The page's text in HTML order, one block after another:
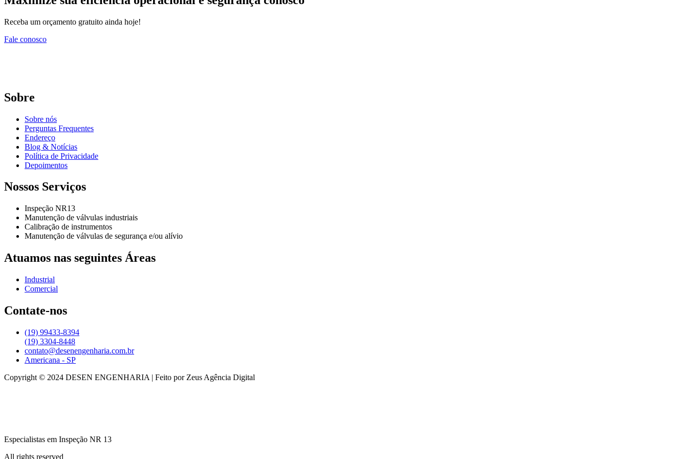
Receba um orçamento gratuito ainda hoje!
Fale conosco
Sobre
Sobre nós
Perguntas Frequentes
Endereço
Blog & Notícias
Política de Privacidade
Depoimentos
Nossos Serviços
Inspeção NR13
Manutenção de válvulas industriais
Calibração de instrumentos
Manutenção de válvulas de segurança e/ou alívio
Atuamos nas seguintes Áreas
Industrial
Comercial
Contate-nos
(19) 99433-8394
(19) 3304-8448
contato@desenengenharia.com.br
Americana - SP
Copyright © 2024 DESEN ENGENHARIA | Feito por Zeus Agência Digital
Especialistas em Inspeção NR 13
All rights reserved